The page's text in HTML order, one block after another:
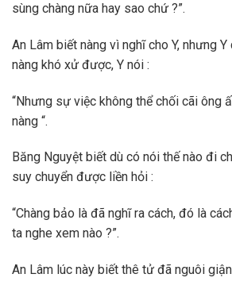
sùng chàng nữa hay sao chứ ?”.
An Lâm biết nàng vì nghĩ cho Y, nhưng
nàng khó xử được, Y nói :
“Nhưng sự việc không thể chối cãi ông
nàng “.
Băng Nguyệt biết dù có nói thế nào đi
suy chuyển được liền hỏi :
“Chàng bảo là đã nghĩ ra cách, đó là
ta nghe xem nào ?”.
An Lâm lúc này biết thê tử đã nguôi